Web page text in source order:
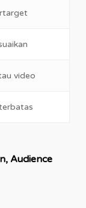
video
Audience